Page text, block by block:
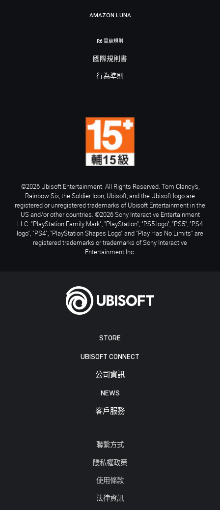
STORE
UBISOFT CONNECT
公司資訊
NEWS
客戶服務
聯繫方式
隱私權政策
使用條款
法律資訊
AMAZON LUNA
R6 電競規則
國際規則書
行為準則
©2026 Ubisoft Entertainment. All Rights Reserved. Tom Clancy’s,
Rainbow Six, the Soldier Icon, Ubisoft, and the Ubisoft logo are
registered or unregistered trademarks of Ubisoft Entertainment in the
US and/or other countries. ©2026 Sony Interactive Entertainment
LLC. "PlayStation Family Mark", "PlayStation", "PS5 logo", "PS5", "PS4
logo", "PS4", "PlayStation Shapes Logo" and "Play Has No Limits" are
registered trademarks or trademarks of Sony Interactive
Entertainment Inc.